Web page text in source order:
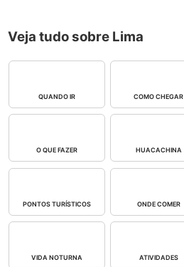
Veja tudo sobre Lima
QUANDO IR COMO CHEGAR
O QUE FAZER HUACACHINA
PONTOS TURÍSTICOS ONDE COMER
VIDA NOTURNA ATIVIDADES